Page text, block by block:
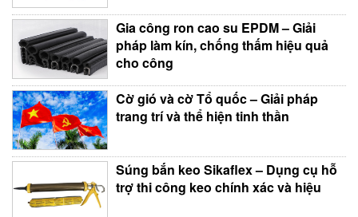
Gia công ron cao su EPDM – Giải
pháp làm kín, chống thấm hiệu quả
cho công
Cờ gió và cờ Tổ quốc – Giải pháp
trang trí và thể hiện tinh thần
Súng bắn keo Sikaflex – Dụng cụ hỗ
trợ thi công keo chính xác và hiệu